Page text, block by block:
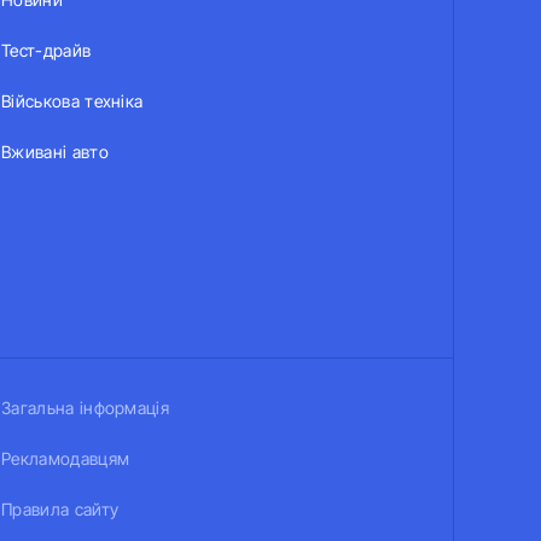
Тест-драйв
Військова техніка
Вживані авто
Загальна інформація
Рекламодавцям
Правила сайту